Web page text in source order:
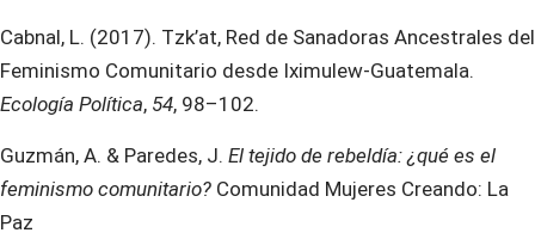
Cabnal, L. (2017). Tzk’at, Red de Sanadoras Ancestrales del
Feminismo Comunitario desde Iximulew-Guatemala.
Ecología Política, 54, 98–102.
Guzmán, A. & Paredes, J. El tejido de rebeldía: ¿qué es el
feminismo comunitario? Comunidad Mujeres Creando: La
Paz